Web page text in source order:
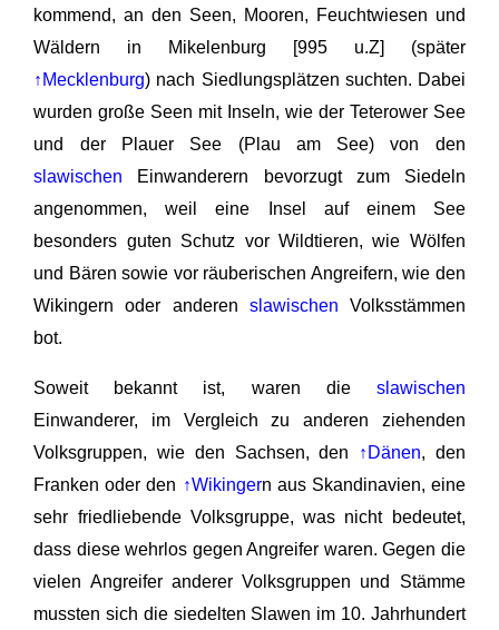
kommend, an den Seen, Mooren, Feuchtwiesen und
Wäldern in Mikelenburg [995 u.Z] (später
↑Mecklenburg) nach Siedlungsplätzen suchten. Dabei
wurden große Seen mit Inseln, wie der Teterower See
und der Plauer See (Plau am See) von den
slawischen Einwanderern bevorzugt zum Siedeln
angenommen, weil eine Insel auf einem See
besonders guten Schutz vor Wildtieren, wie Wölfen
und Bären sowie vor räuberischen Angreifern, wie den
Wikingern oder anderen slawischen Volksstämmen
bot.
Soweit bekannt ist, waren die slawischen
Einwanderer, im Vergleich zu anderen ziehenden
Volksgruppen, wie den Sachsen, den
↑Dänen, den
Franken oder den ↑Wikingern aus Skandinavien, eine
sehr friedliebende Volksgruppe, was nicht bedeutet,
dass diese wehrlos gegen Angreifer waren. Gegen die
vielen Angreifer anderer Volksgruppen und Stämme
mussten sich die siedelten Slawen im 10. Jahrhundert